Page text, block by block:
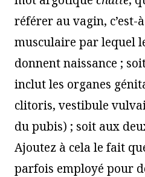
référer au vagin, c’est-
musculaire par lequel
donnent naissance ;
inclut les organes
clitoris, vestibule
du pubis) ; soit aux
Ajoutez à cela le fait
parfois employé pour